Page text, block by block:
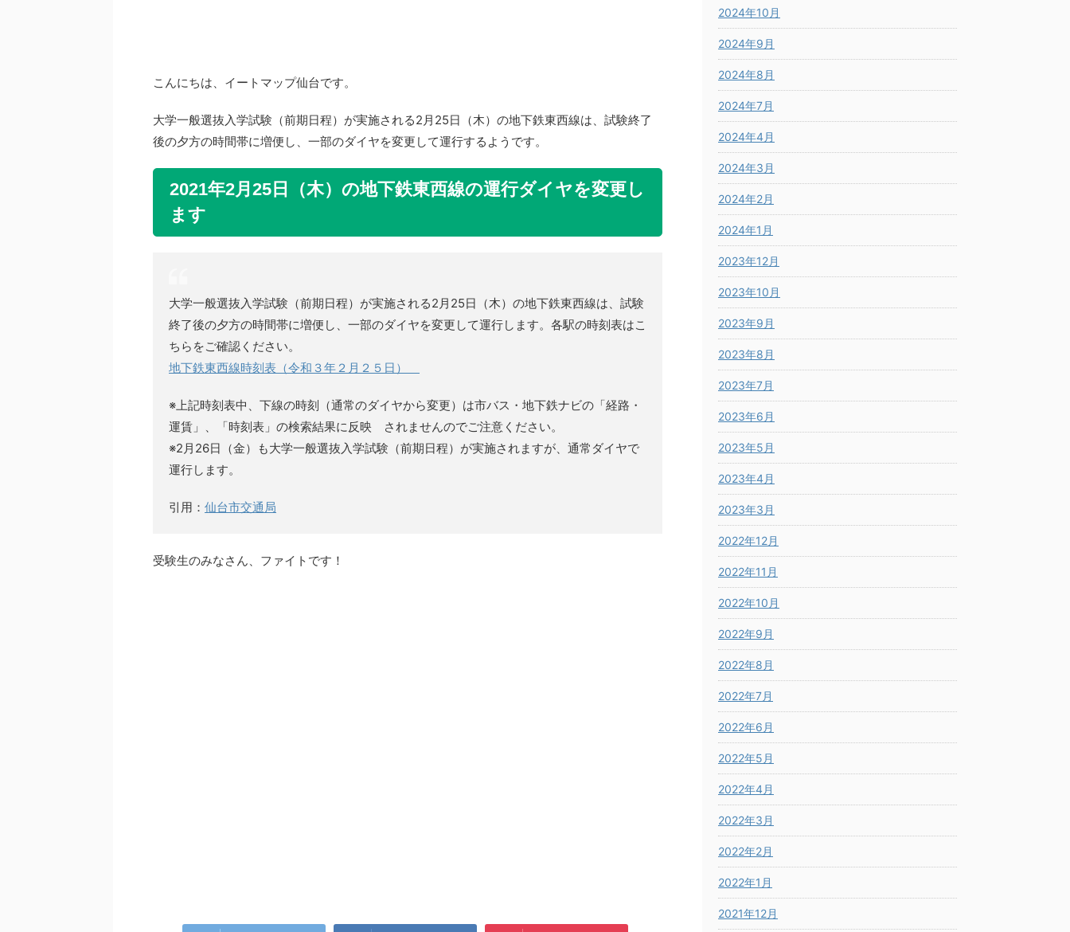
こんにちは、イートマップ仙台です。
大学一般選抜入学試験（前期日程）が実施される2月25日（木）の地下鉄東西線は、試験終了
後の夕方の時間帯に増便し、一部のダイヤを変更して運行するようです。
2021年2月25日（木）の地下鉄東西線の運行ダイヤを変更し
ます
大学一般選抜入学試験（前期日程）が実施される2月25日（木）の地下鉄東西線は、試験
終了後の夕方の時間帯に増便し、一部のダイヤを変更して運行します。各駅の時刻表はこ
ちらをご確認ください。
地下鉄東西線時刻表（令和３年２月２５日）
※上記時刻表中、下線の時刻（通常のダイヤから変更）は市バス・地下鉄ナビの「経路・
運賃」、「時刻表」の検索結果に反映 されませんのでご注意ください。
※2月26日（金）も大学一般選抜入学試験（前期日程）が実施されますが、通常ダイヤで
運行します。
引用： 仙台市交通局
受験生のみなさん、ファイトです！
2024年10月
2024年9月
2024年8月
2024年7月
2024年4月
2024年3月
2024年2月
2024年1月
2023年12月
2023年10月
2023年9月
2023年8月
2023年7月
2023年6月
2023年5月
2023年4月
2023年3月
2022年12月
2022年11月
2022年10月
2022年9月
2022年8月
2022年7月
2022年6月
2022年5月
2022年4月
2022年3月
2022年2月
2022年1月
2021年12月